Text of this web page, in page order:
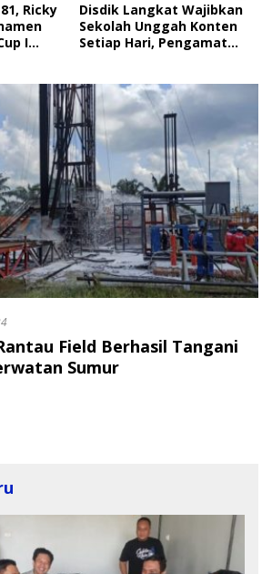
Ricky
I
Disdik Langkat Wajibkan
Sekolah Unggah Konten
Setiap Hari, Pengamat
Field Berhasil Tangani
Sumur